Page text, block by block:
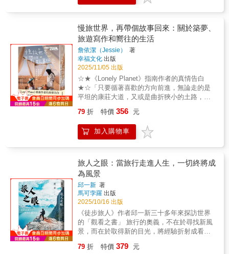
學習，以融入他人的世界。 當你一旦看過世
界，就再也接受不了過去失衡的自己 你只要決
夠長，就會成為接近想望中的自己。 不管一開
始是一個人，或一群人，差別只在於所畫出的
路徑不一樣。
人 張逸帆∣用鏡頭和世界交朋友的
環球旅人 一個台灣囡仔，從台南出發，在
哥倫比亞買了一台摩托車，沿著安地斯山脈縱
貫南美，途經哥倫比亞、厄瓜多、祕魯、玻利
維亞、智利、阿根廷，直達世界的盡頭──烏蘇
懷亞，獨自騎旅一百四十二天，超過一萬六千
公里。 一台摩托車載著他看盡了截然不同
的風景、歷史及文化，住在當地人家裡深刻感
受在地生活，秘魯農地、麵包工廠、森林帳
篷、玻利維亞高級住宅，以及阿根廷的郊區別
極端貧富差距的無能為力；偶遇狐狸、鴕鳥、
企鵝、食人魚，以及無數的羊駝和駱馬，也嘗
試了雨林中肥胖的象鼻蟲幼蟲和原駝肉，卻也
他用鏡頭捕捉魔幻大陸的千變萬化，用心記錄
旅途中的人情世故，不管是烈日、強風、暴
雨、零下或降雪，每天至少要騎三百公里；不
管笑得再開心，或是沮喪到泛淚，每天都認真
與自己深度對話。 或許一個人跑來南美騎
車闖蕩是有些莽撞和衝動，但他就是想藉此認
識這塊陌生又神祕的南美大陸。如果你問：會
害怕嗎？當然啊！但若出發前不斷有問題跑出
動引擎，Vamos，一起探索未知的南美大陸
慢旅世界，再帶個故事回來：關於築夢、
旅遊寫作和嚮往的生活
詹依潔（Jessie）
著
幸福文化 出版
2025/11/05 出版
☆★《Lonely Planet》指南作者的真情告白
★☆「只要循著喜歡的方向前進，無論走的是
平坦的康莊大道，又或是曲折狹小的土路，我
的光芒」—獻給每一個圓夢踏實，勇於為人生
負責的你—※ 就算發現此路不通，至少也看過
了路上風景偶然間踏上不期而遇的遠方，卻意
礎、關於在每一次出發與抵達之間，將生活與
工作過成喜歡的模樣的書。※ 一旦抵達嚮往的
地方，一切終將值得「通往理想的路罕見花團
錦簇，更多時候，我們都得披荊斬棘。但一旦
抵達嚮往的地方，一切終將值得。」頂著高學
歷光環，卻選擇從人生勝利組叛逃，以「邊旅
遊邊賺錢」為職志，作者不僅成為背包客聖經
《Lonely Planet》的指南作者，還將喜歡做的
事做到成功變現！多數人看待「活成自己嚮往
的樣子」，只見到浪漫的表象，但旅遊作家就
79 折 特價 356 元
加入購物車
旅人之眼：當旅行走進人生，一切終將成
為風景
邱一新 著
馬可孛羅 出版
2025/10/16 出版
《徒步旅人》作者邱一新三十多年來探訪世界
的「觀看之書」 旅行的奧義，不在於尋找新風
景，而在於取得新的目光，將經驗折射成看世
獲得啟示和領悟。 從觀看世界，到看懂自己。
79 折 特價 379 元